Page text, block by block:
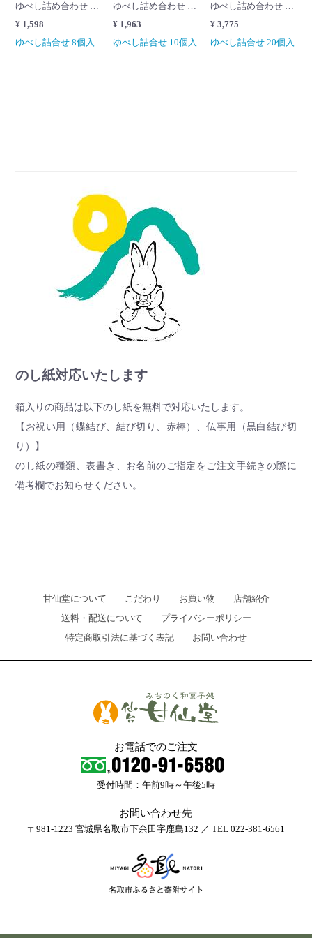
ゆべし詰め合わせ 8個入＜賞味期限8日間＞
¥ 1,598
ゆべし詰合せ 8個入
ゆべし詰め合わせ 10個入＜賞味期限8日間＞
¥ 1,963
ゆべし詰合せ 10個入
ゆべし詰め合わせ 20個入＜賞味期限8日間＞
¥ 3,775
ゆべし詰合せ 20個入
のし紙対応いたします
箱入りの商品は以下のし紙を無料で対応いたします。
【お祝い用（蝶結び、結び切り、赤棒）、仏事用（黒白結び切
り）】
のし紙の種類、表書き、お名前のご指定をご注文手続きの際に
備考欄でお知らせください。
甘仙堂について こだわり お買い物
店舗紹介
送料・配送について
プライバシーポリシー
特定商取引法に基づく表記
お問い合わせ
お電話でのご注文
受付時間：午前9時～午後5時
お問い合わせ先
〒981-1223 宮城県名取市下余田字鹿島132 ／ TEL 022-381-6561